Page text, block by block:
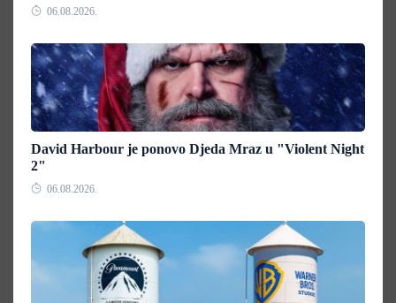
06.08.2026.
David Harbour je ponovo Djeda Mraz u "Violent Night
2"
06.08.2026.